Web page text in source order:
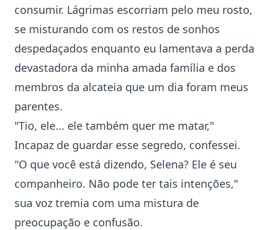
consumir. Lágrimas escorriam pelo meu rosto,
se misturando com os restos de sonhos
despedaçados enquanto eu lamentava a perda
devastadora da minha amada família e dos
membros da alcateia que um dia foram meus
parentes.
"Tio, ele... ele também quer me matar,"
Incapaz de guardar esse segredo, confessei.
"O que você está dizendo, Selena? Ele é seu
companheiro. Não pode ter tais intenções,"
sua voz tremia com uma mistura de
preocupação e confusão.